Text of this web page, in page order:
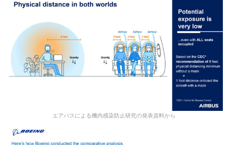
エアバスによる機内感染防止研究の発表資料から